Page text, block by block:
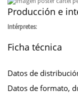
Producción e
Intérpretes:
Ficha técnica
Datos de
Datos de formato,